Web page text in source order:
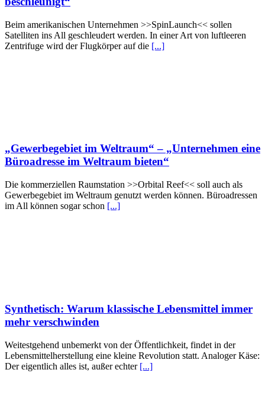
Beim amerikanischen Unternehmen >>SpinLaunch<< sollen
Satelliten ins All geschleudert werden. In einer Art von luftleeren
Zentrifuge wird der Flugkörper auf die [...]
„Gewerbegebiet im Weltraum“ – „Unternehmen eine
Büroadresse im Weltraum bieten“
Die kommerziellen Raumstation >>Orbital Reef<< soll auch als
Gewerbegebiet im Weltraum genutzt werden können. Büroadressen
im All können sogar schon [...]
Synthetisch: Warum klassische Lebensmittel immer
mehr verschwinden
Weitestgehend unbemerkt von der Öffentlichkeit, findet in der
Lebensmittelherstellung eine kleine Revolution statt. Analoger Käse:
Der eigentlich alles ist, außer echter [...]